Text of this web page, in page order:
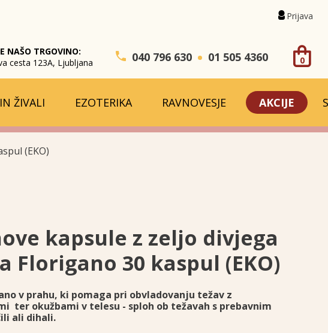
NAŠO TRGOVINO:
cesta 123A, Ljubljana
040 796 630 01 505 4360 0
Prijava
ŽIVALI EZOTERIKA RAVNOVESJE AKCIJE
(EKO)
kapsule z zeljo divjega
Florigano 30 kaspul (EKO)
v prahu, ki pomaga pri obvladovanju težav z
ter okužbami v telesu - sploh ob težavah s prebavnim
ali dihali.